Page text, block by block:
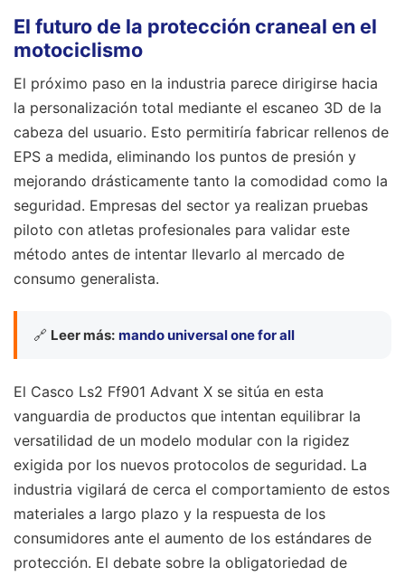
El futuro de la protección craneal en el
motociclismo
El próximo paso en la industria parece dirigirse hacia
la personalización total mediante el escaneo 3D de la
cabeza del usuario. Esto permitiría fabricar rellenos de
EPS a medida, eliminando los puntos de presión y
mejorando drásticamente tanto la comodidad como la
seguridad. Empresas del sector ya realizan pruebas
piloto con atletas profesionales para validar este
método antes de intentar llevarlo al mercado de
consumo generalista.
🔗 Leer más: mando universal one for all
El Casco Ls2 Ff901 Advant X se sitúa en esta
vanguardia de productos que intentan equilibrar la
versatilidad de un modelo modular con la rigidez
exigida por los nuevos protocolos de seguridad. La
industria vigilará de cerca el comportamiento de estos
materiales a largo plazo y la respuesta de los
consumidores ante el aumento de los estándares de
protección. El debate sobre la obligatoriedad de